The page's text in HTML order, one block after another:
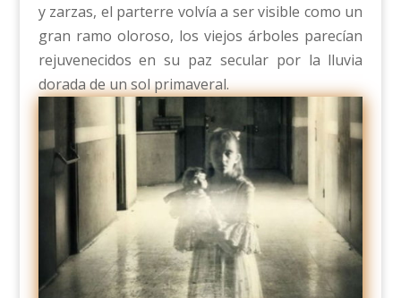
y zarzas, el parterre volvía a ser visible como un
gran ramo oloroso, los viejos árboles parecían
rejuvenecidos en su paz secular por la lluvia
dorada de un sol primaveral.